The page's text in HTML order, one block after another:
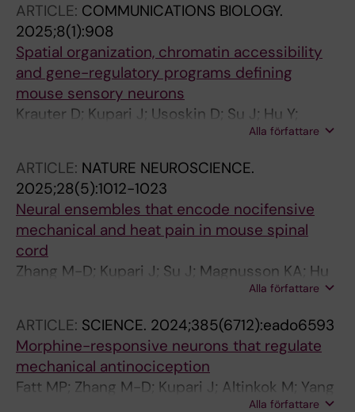
ARTICLE: COMMUNICATIONS BIOLOGY.
2025;8(1):908
Spatial organization, chromatin accessibility
and gene-regulatory programs defining
mouse sensory neurons
Krauter D; Kupari J; Usoskin D; Su J; Hu Y;
Alla författare
ARTICLE: NATURE NEUROSCIENCE.
2025;28(5):1012-1023
Neural ensembles that encode nocifensive
mechanical and heat pain in mouse spinal
cord
Zhang M-D; Kupari J; Su J; Magnusson KA; Hu
Y; Calvo-Enrique L; Usoskin D; Albisetti GW;
Ceder MM; Henriksson K; Leavitt AD; Zeilhofer
HU; Hokfelt T; Lagerstrom MC; Ernfors P
Alla författare
ARTICLE: SCIENCE. 2024;385(6712):eado6593
Morphine-responsive neurons that regulate
mechanical antinociception
Fatt MP; Zhang M-D; Kupari J; Altinkok M; Yang
Alla författare